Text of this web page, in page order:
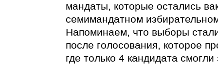
мандаты, которые остались
семимандатном
Напоминаем, что выборы
после голосования, которое
где только 4 кандидата смогли